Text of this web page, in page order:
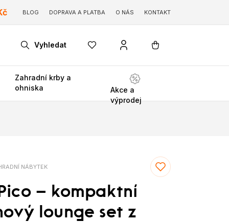
BLOG DOPRAVA A PLATBA O NÁS KONTAKT
Vyhledat
Zahradní krby a
ohniska
Akce a
výprodej
NÁBYTEK
– kompaktní
lounge set z